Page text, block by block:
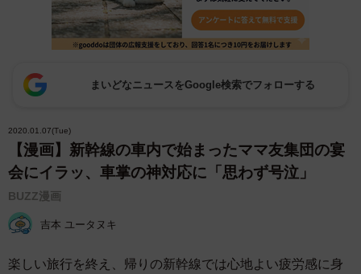
まいどなニュースをGoogle検索でフォローする
2020.01.07(Tue)
【漫画】新幹線の車内で始まったママ友集団の宴
会にイラッ、車掌の神対応に「思わず号泣」
BUZZ漫画
吉本 ユータヌキ
楽しい旅行を終え、帰りの新幹線では心地よい疲労感に身